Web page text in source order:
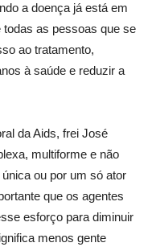
a doença já está em
todas as pessoas que se
ao tratamento,
à saúde e reduzir a
da Aids, frei José
multiforme e não
ou por um só ator
que os agentes
esforço para diminuir
menos gente